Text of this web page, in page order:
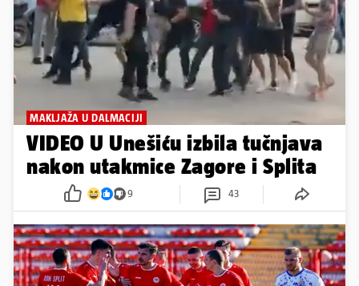
MAKLJAŽA U DALMACIJI
VIDEO U Unešiću izbila tučnjava
nakon utakmice Zagore i Splita
9 43